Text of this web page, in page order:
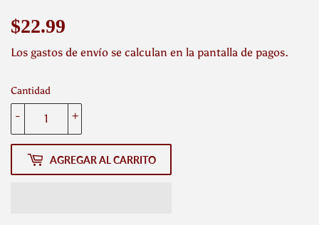
$22.99
Los gastos de envío se calculan en la pantalla de pagos.
Cantidad
+
-
AGREGAR AL CARRITO